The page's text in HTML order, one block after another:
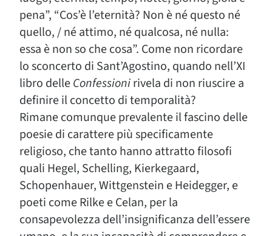
pena”, “Cos’è l’eternità? Non è né questo né
quello, / né attimo, né qualcosa, né nulla:
essa è non so che cosa”. Come non ricordare
lo sconcerto di Sant’Agostino, quando nell’XI
libro delleConfessionirivela di non riuscire a
definire il concetto di temporalità?
Rimane comunque prevalente il fascino delle
poesie di carattere più specificamente
religioso, che tanto hanno attratto filosofi
quali Hegel, Schelling, Kierkegaard,
Schopenhauer, Wittgenstein e Heidegger, e
poeti come Rilke e Celan, per la
consapevolezza dell’insignificanza dell’essere